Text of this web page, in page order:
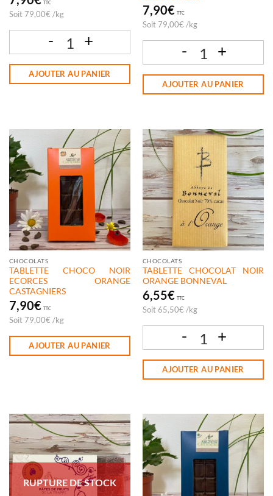
TTC
Soit 79,00€ /kg
quantité de TABLETTE CHOCO NOIR/NOIX CASTAGNIERS
AJOUTER AU PANIER
7,90€ TTC
Soit 79,00€ /kg
AJOUTER AU PANIER
CHOCOLATS
TABLETTE CHOCO NOIR
ECORCES ORANGE
CASTAGNIERS
7,90€ TTC
Soit 79,00€ /kg
AJOUTER AU PANIER
CHOCOLATS
TABLETTE CHOCOLAT NOIR
ORANGE BONNEVAL
6,55€ TTC
Soit 65,50€ /kg
AJOUTER AU PANIER
RUPTURE DE STOCK